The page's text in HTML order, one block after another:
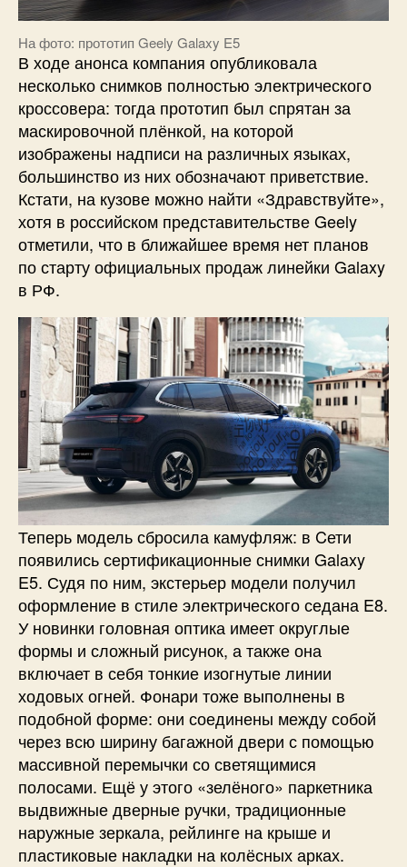
На фото: прототип Geely Galaxy E5
В ходе анонса компания опубликовала
несколько снимков полностью электрического
кроссовера: тогда прототип был спрятан за
маскировочной плёнкой, на которой
изображены надписи на различных языках,
большинство из них обозначают приветствие.
Кстати, на кузове можно найти «Здравствуйте»,
хотя в российском представительстве Geely
отметили, что в ближайшее время нет планов
по старту официальных продаж линейки Galaxy
в РФ.
Теперь модель сбросила камуфляж: в Cети
появились сертификационные снимки Galaxy
E5. Судя по ним, экстерьер модели получил
оформление в стиле электрического седана E8.
У новинки головная оптика имеет округлые
формы и сложный рисунок, а также она
включает в себя тонкие изогнутые линии
ходовых огней. Фонари тоже выполнены в
подобной форме: они соединены между собой
через всю ширину багажной двери с помощью
массивной перемычки со светящимися
полосами. Ещё у этого «зелёного» паркетника
выдвижные дверные ручки, традиционные
наружные зеркала, рейлинге на крыше и
пластиковые накладки на колёсных арках.